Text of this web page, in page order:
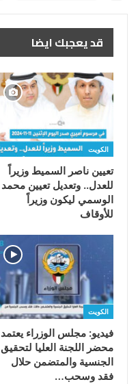
قد يعجبك ايضا
الكويت
تعيين ناصر السميط وزيراً
للعدل.. وتعديل تعيين محمد
الوسمي ليكون وزيراً
للأوقاف
الكويت
فيديو: مجلس الوزراء يعتمد
محضر اللجنة العليا لتحقيق
الجنسية والمتضمن حلال
فقد وسحب…